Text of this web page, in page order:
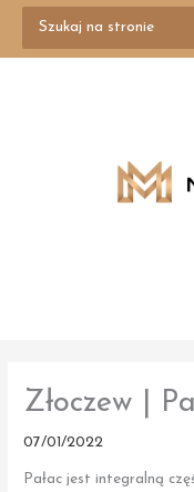
Przejdź
treści
for:
Złoczew |
07/01/2022
Pałac jest integralną